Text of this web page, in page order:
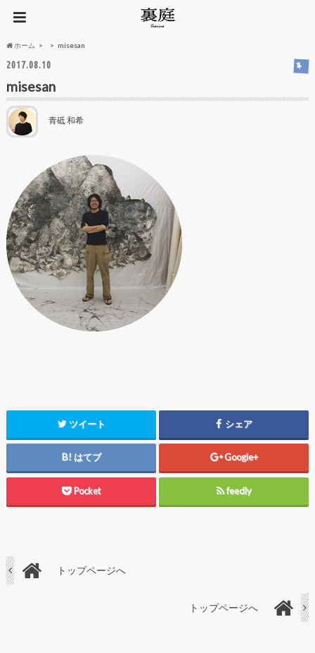
ホーム misesan
2017.08.10
misesan
青砥 和希
ツイート シェア
はてブ Google+
Pocket feedly
トップページへ
トップページへ